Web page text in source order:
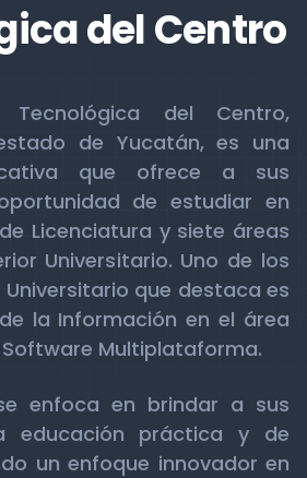
del Centro
Tecnológica del Centro,
de Yucatán, es una
que ofrece a sus
de estudiar en
Licenciatura y siete áreas
Universitario. Uno de los
Universitario que destaca es
la Información en el área
Multiplataforma.
enfoca en brindar a sus
educación práctica y de
un enfoque innovador en